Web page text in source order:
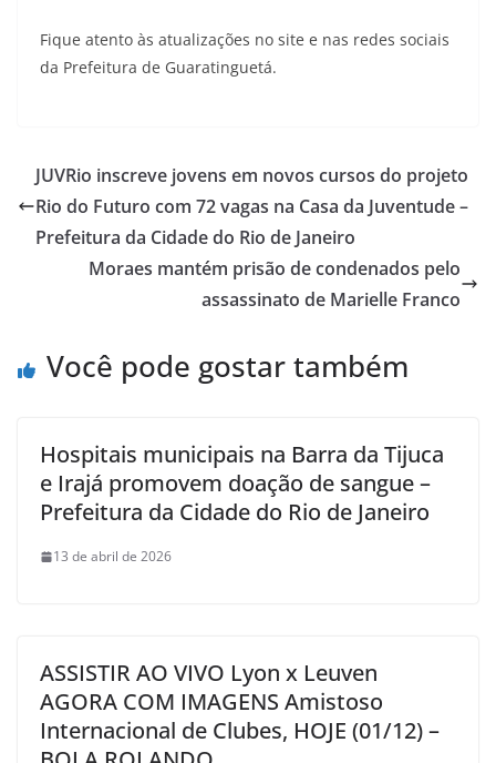
Fique atento às atualizações no site e nas redes sociais
da Prefeitura de Guaratinguetá.
JUVRio inscreve jovens em novos cursos do projeto
Rio do Futuro com 72 vagas na Casa da Juventude –
Prefeitura da Cidade do Rio de Janeiro
Moraes mantém prisão de condenados pelo
assassinato de Marielle Franco
Você pode gostar também
Hospitais municipais na Barra da Tijuca
e Irajá promovem doação de sangue –
Prefeitura da Cidade do Rio de Janeiro
13 de abril de 2026
ASSISTIR AO VIVO Lyon x Leuven
AGORA COM IMAGENS Amistoso
Internacional de Clubes, HOJE (01/12) –